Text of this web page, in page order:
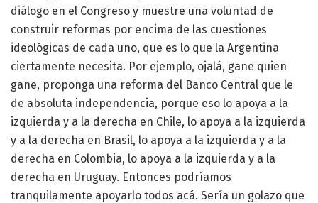
diálogo en el Congreso y muestre una voluntad de
construir reformas por encima de las cuestiones
ideológicas de cada uno, que es lo que la Argentina
ciertamente necesita. Por ejemplo, ojalá, gane quien
gane, proponga una reforma del Banco Central que le
de absoluta independencia, porque eso lo apoya a la
izquierda y a la derecha en Chile, lo apoya a la izquierda
y a la derecha en Brasil, lo apoya a la izquierda y a la
derecha en Colombia, lo apoya a la izquierda y a la
derecha en Uruguay. Entonces podríamos
tranquilamente apoyarlo todos acá. Sería un golazo que